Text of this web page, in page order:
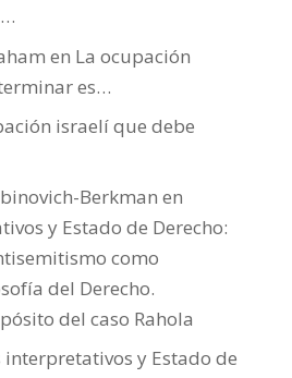
en La ocupación
es…
israelí que debe
Berkman en
y Estado de Derecho:
como
del Derecho.
del caso Rahola
interpretativos y Estado de